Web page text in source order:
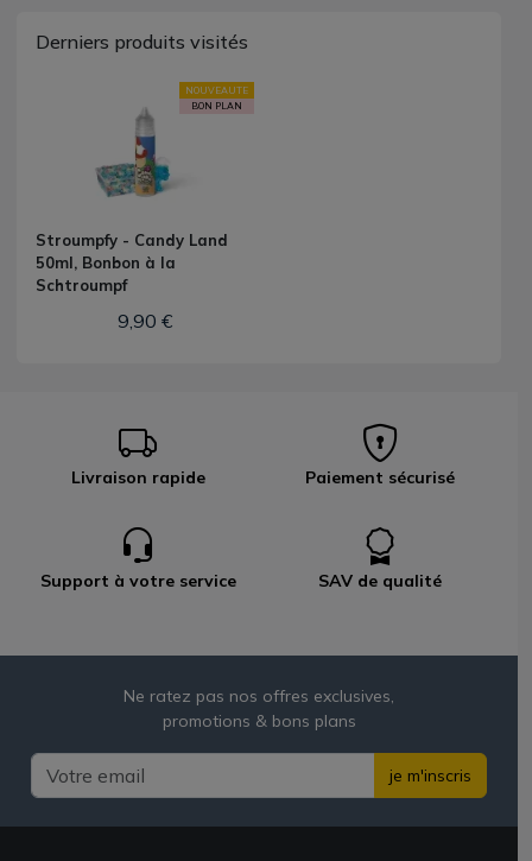
Derniers produits visités
NOUVEAUTE
BON PLAN
Stroumpfy - Candy Land
50ml, Bonbon à la
Schtroumpf
9,90 €
Livraison rapide Paiement sécurisé
Support à votre service SAV de qualité
Ne ratez pas nos offres exclusives,
promotions & bons plans
je m'inscris